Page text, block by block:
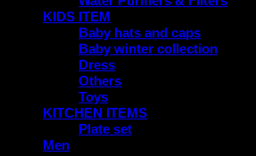
KIDS ITEM
Baby hats and caps
Baby winter collection
Dress
Others
Toys
KITCHEN ITEMS
Plate set
Men